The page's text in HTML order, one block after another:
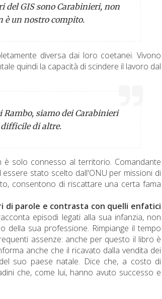
del GIS sono Carabinieri, non
è un nostro compito.
diversa dai loro coetanei. Vivono
quindi la capacità di scindere il lavoro dal
siamo dei Carabinieri
di altre.
è solo connesso al territorio. Comandante
stato scelto dall'ONU per missioni di
consentono di riscattare una certa fama
di parole e contrasta con quelli enfatici
episodi legati alla sua infanzia, non
della sua professione. Rimpiange il tempo
assenze: anche per questo il libro è
anche che il ricavato dalla vendita dei
suo paese natale. Dice che, a costo di
che, come lui, hanno avuto successo e